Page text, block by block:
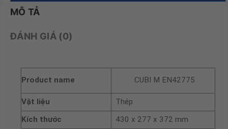
MÔ TẢ
ĐÁNH GIÁ (0)
Product name CUBI M EN42775
Vật liệu
Thép
Kích thước
430 x 277 x 372 mm